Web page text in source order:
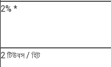
2% *
2 টিউবস / হিট